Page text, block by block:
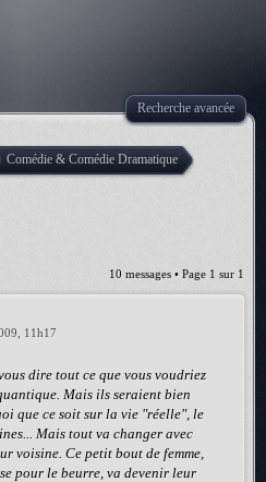
Recherche avancée
Comédie & Comédie Dramatique
10 messages • Page 1 sur 1
11h17
dire tout ce que vous voudriez
Mais ils seraient bien
que ce soit sur la vie "réelle", le
Mais tout va changer avec
voisine. Ce petit bout de femme,
pour le beurre, va devenir leur